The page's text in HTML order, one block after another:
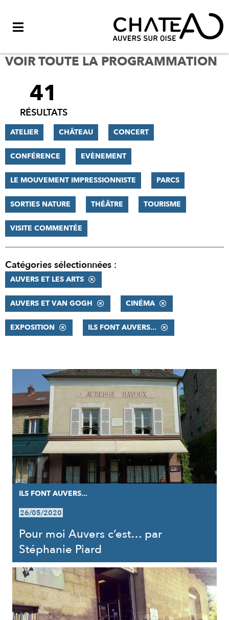
VOIR TOUTE LA PROGRAMMATION
FILTRER
RÉSULTATS
41
RÉSULTATS
ATELIER CHÂTEAU CONCERT
CONFÉRENCE EVÈNEMENT
LE MOUVEMENT IMPRESSIONNISTE PARCS
SORTIES NATURE THÉÂTRE TOURISME
VISITE COMMENTÉE
Catégories sélectionnées :
AUVERS ET LES ARTS
AUVERS ET VAN GOGH CINÉMA
EXPOSITION ILS FONT AUVERS...
RÉSULTATS
ILS FONT AUVERS...
26/05/2020
Pour moi Auvers c’est… par
Stéphanie Piard